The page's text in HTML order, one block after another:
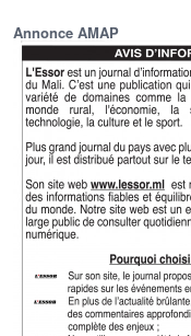
Annonce AMAP